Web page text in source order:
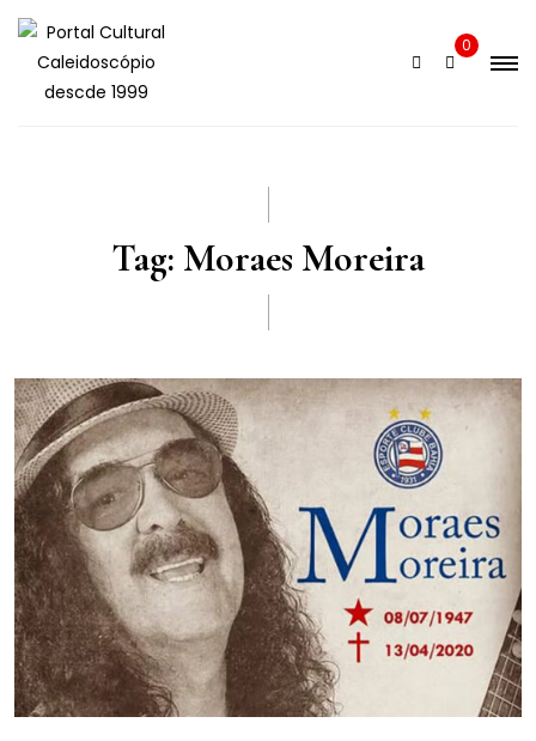
Skip
content
0
Tag: Moraes Moreira